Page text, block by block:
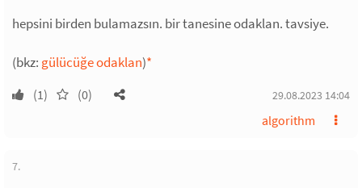
hepsini birden bulamazsın. bir tanesine odaklan. tavsiye.
(bkz: gülücüğe odaklan)*
(1) (0) 29.08.2023 14:04
algorithm
7.